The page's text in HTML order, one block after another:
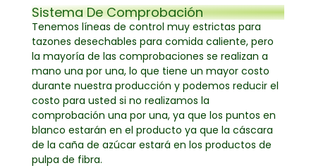
Sistema De Comprobación
Tenemos líneas de control muy estrictas para
tazones desechables para comida caliente, pero
la mayoría de las comprobaciones se realizan a
mano una por una, lo que tiene un mayor costo
durante nuestra producción y podemos reducir el
costo para usted si no realizamos la
comprobación una por una, ya que los puntos en
blanco estarán en el producto ya que la cáscara
de la caña de azúcar estará en los productos de
pulpa de fibra.